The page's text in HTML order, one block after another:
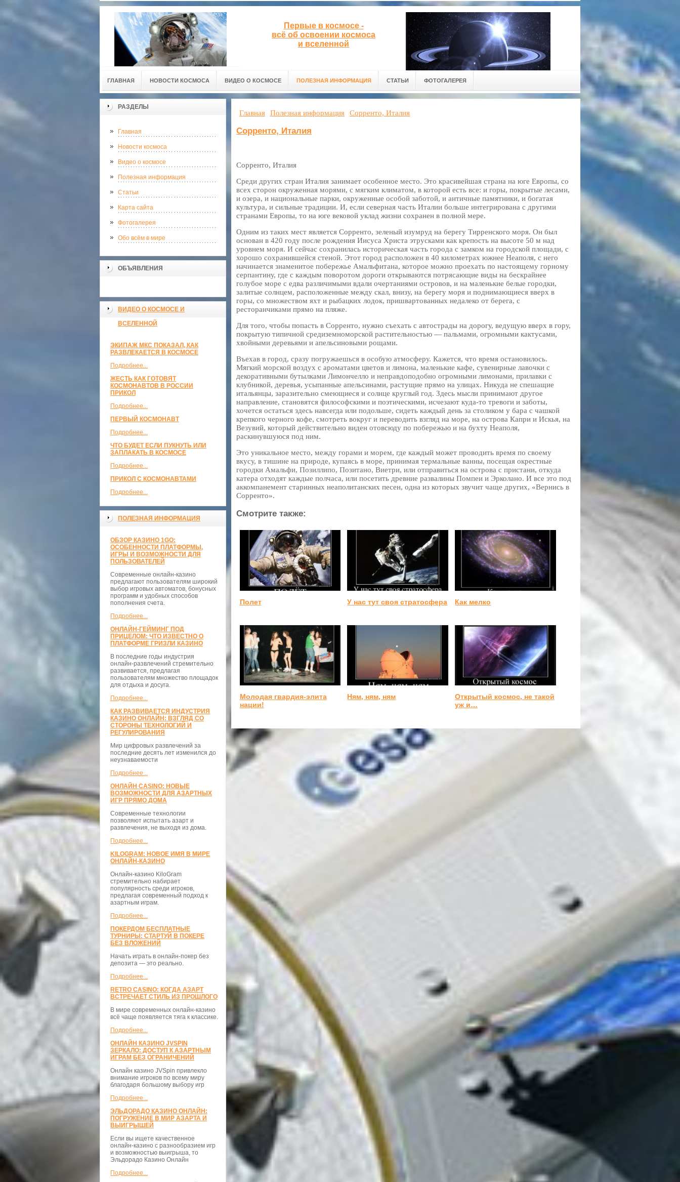
Первые в космосе -
всё об освоении космоса
и вселенной
ГЛАВНАЯ НОВОСТИ КОСМОСА ВИДЕО О КОСМОСЕ ПОЛЕЗНАЯ ИНФОРМАЦИЯ СТАТЬИ ФОТОГАЛЕРЕЯ
РАЗДЕЛЫ
Главная
Новости космоса
Видео о космосе
Полезная информация
Статьи
Карта сайта
Фотогалерея
Обо всём в мире
ОБЪЯВЛЕНИЯ
ВИДЕО О КОСМОСЕ И
ВСЕЛЕННОЙ
ЭКИПАЖ МКС ПОКАЗАЛ, КАК
РАЗВЛЕКАЕТСЯ В КОСМОСЕ
Подробнее...
ЖЕСТЬ КАК ГОТОВЯТ
КОСМОНАВТОВ В РОССИИ
ПРИКОЛ
Подробнее...
ПЕРВЫЙ КОСМОНАВТ
Подробнее...
ЧТО БУДЕТ ЕСЛИ ПУКНУТЬ ИЛИ
ЗАПЛАКАТЬ В КОСМОСЕ
Подробнее...
ПРИКОЛ С КОСМОНАВТАМИ
Подробнее...
ПОЛЕЗНАЯ ИНФОРМАЦИЯ
ОБЗОР КАЗИНО 1GO:
ОСОБЕННОСТИ ПЛАТФОРМЫ,
ИГРЫ И ВОЗМОЖНОСТИ ДЛЯ
ПОЛЬЗОВАТЕЛЕЙ
Современные онлайн-казино
предлагают пользователям широкий
выбор игровых автоматов, бонусных
программ и удобных способов
пополнения счета.
Подробнее...
ОНЛАЙН-ГЕЙМИНГ ПОД
ПРИЦЕЛОМ: ЧТО ИЗВЕСТНО О
ПЛАТФОРМЕ ГРИЗЛИ КАЗИНО
В последние годы индустрия
онлайн-развлечений стремительно
развивается, предлагая
пользователям множество площадок
для отдыха и досуга.
Подробнее...
КАК РАЗВИВАЕТСЯ ИНДУСТРИЯ
КАЗИНО ОНЛАЙН: ВЗГЛЯД СО
СТОРОНЫ ТЕХНОЛОГИЙ И
РЕГУЛИРОВАНИЯ
Мир цифровых развлечений за
последние десять лет изменился до
неузнаваемости
Подробнее...
ОНЛАЙН CASINO: НОВЫЕ
ВОЗМОЖНОСТИ ДЛЯ АЗАРТНЫХ
ИГР ПРЯМО ДОМА
Современные технологии
позволяют испытать азарт и
развлечения, не выходя из дома.
Подробнее...
KILOGRAM: НОВОЕ ИМЯ В МИРЕ
ОНЛАЙН-КАЗИНО
Онлайн-казино KiloGram
стремительно набирает
популярность среди игроков,
предлагая современный подход к
азартным играм.
Подробнее...
ПОКЕРДОМ БЕСПЛАТНЫЕ
ТУРНИРЫ: СТАРТУЙ В ПОКЕРЕ
БЕЗ ВЛОЖЕНИЙ
Начать играть в онлайн-покер без
депозита — это реально.
Подробнее...
RETRO CASINO: КОГДА АЗАРТ
ВСТРЕЧАЕТ СТИЛЬ ИЗ ПРОШЛОГО
В мире современных онлайн-казино
всё чаще появляется тяга к классике.
Подробнее...
ОНЛАЙН КАЗИНО JVSPIN
ЗЕРКАЛО: ДОСТУП К АЗАРТНЫМ
ИГРАМ БЕЗ ОГРАНИЧЕНИЙ
Онлайн казино JVSpin привлекло
внимание игроков по всему миру
благодаря большому выбору игр
Подробнее...
ЭЛЬДОРАДО КАЗИНО ОНЛАЙН:
ПОГРУЖЕНИЕ В МИР АЗАРТА И
ВЫИГРЫШЕЙ
Если вы ищете качественное
онлайн-казино с разнообразием игр
и возможностью выигрыша, то
Эльдорадо Казино Онлайн
Подробнее...
Главная Полезная информация Сорренто, Италия
Сорренто, Италия
Сорренто, Италия
Среди других стран Италия занимает особенное место. Это красивейшая страна на юге Европы, со
всех сторон окруженная морями, с мягким климатом, в которой есть все: и горы, покрытые лесами,
и озера, и национальные парки, окруженные особой заботой, и античные памятники, и богатая
культура, и сильные традиции. И, если северная часть Италии больше интегрирована с другими
странами Европы, то на юге вековой уклад жизни сохранен в полной мере.
Одним из таких мест является Сорренто, зеленый изумруд на берегу Тирренского моря. Он был
основан в 420 году после рождения Иисуса Христа этрусками как крепость на высоте 50 м над
уровнем моря. И сейчас сохранилась историческая часть города с замком на городской площади, с
хорошо сохранившейся стеной. Этот город расположен в 40 километрах южнее Неаполя, с него
начинается знаменитое побережье Амальфитана, которое можно проехать по настоящему горному
серпантину, где с каждым поворотом дороги открываются потрясающие виды на бескрайнее
голубое море с едва различимыми вдали очертаниями островов, и на маленькие белые городки,
залитые солнцем, расположенные между скал, внизу, на берегу моря и поднимающиеся вверх в
горы, со множеством яхт и рыбацких лодок, пришвартованных недалеко от берега, с
ресторанчиками прямо на пляже.
Для того, чтобы попасть в Сорренто, нужно съехать с автострады на дорогу, ведущую вверх в гору,
покрытую типичной средиземноморской растительностью — пальмами, огромными кактусами,
хвойными деревьями и апельсиновыми рощами.
Въехав в город, сразу погружаешься в особую атмосферу. Кажется, что время остановилось.
Мягкий морской воздух с ароматами цветов и лимона, маленькие кафе, сувенирные лавочки с
декоративными бутылками Лимончелло и неправдоподобно огромными лимонами, прилавки с
клубникой, деревья, усыпанные апельсинами, растущие прямо на улицах. Никуда не спешащие
итальянцы, заразительно смеющиеся и солнце круглый год. Здесь мысли принимают другое
направление, становятся философскими и поэтическими, исчезают куда-то тревоги и заботы,
хочется остаться здесь навсегда или подольше, сидеть каждый день за столиком у бара с чашкой
крепкого черного кофе, смотреть вокруг и переводить взгляд на море, на острова Капри и Искья, на
Везувий, который действительно виден отовсюду по побережью и на бухту Неаполя,
раскинувшуюся под ним.
Это уникальное место, между горами и морем, где каждый может проводить время по своему
вкусу, в тишине на природе, купаясь в море, принимая термальные ванны, посещая окрестные
городки Амальфи, Позиллипо, Позитано, Виетри, или отправиться на острова с пристани, откуда
катера отходят каждые полчаса, или посетить древние развалины Помпеи и Эрколано. И все это под
аккомпанемент старинных неаполитанских песен, одна из которых звучит чаще других, «Вернись в
Сорренто».
Смотрите также:
Полет У нас тут своя стратосфера Как мелко
Молодая гвардия-элита
нации!
Ням, ням, ням
Открытый космос, не такой
уж и…